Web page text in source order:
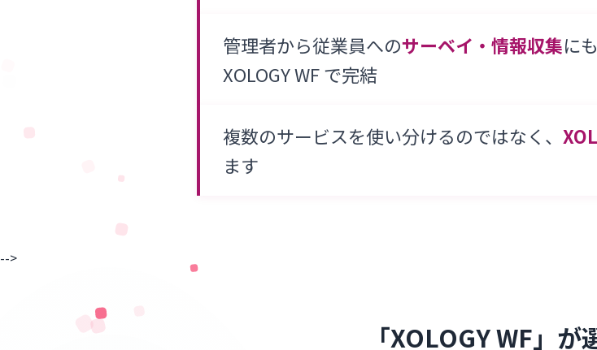
管理者から従業員へのサーベイ・情報収集に
XOLOGY WF で完結
複数のサービスを使い分けるのではなく、
ます
-->
「XOLOGY WF」